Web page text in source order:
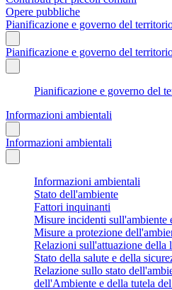
Opere pubbliche
Pianificazione e governo del
Pianificazione e governo del
Pianificazione e governo del
Informazioni ambientali
Informazioni ambientali
Informazioni ambientali
Stato dell'ambiente
Fattori inquinanti
Misure incidenti sull'ambiente
Misure a protezione
Relazioni sull'attuazione della
Stato della salute e della
Relazione sullo stato
dell'Ambiente e della tutela